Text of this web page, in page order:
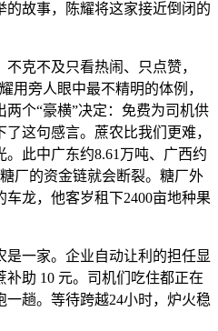
故事，陈耀将这家接近倒闭的
克不及只看热闹、只点赞，
用旁人眼中最不精明的体例，
两个“豪横”决定：免费为司机供
这句感言。蔗农比我们更难，
此中广东约8.61万吨、广西约
厂的资金链就会断裂。糖厂外
龙，他客岁租下2400亩地种果
一家。企业自动让利的担任显
助 10 元。司机们吃住都正在
趟。等待跨越24小时，炉火稳